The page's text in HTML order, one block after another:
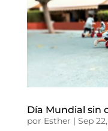
Día Mundial sin
por Esther | Sep